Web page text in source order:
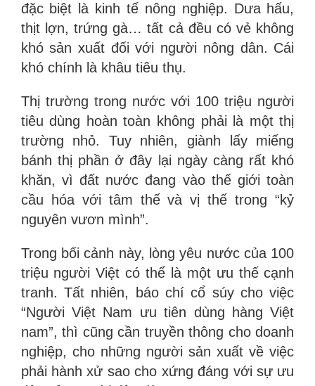
đặc biệt là kinh tế nông nghiệp. Dưa hấu,
thịt lợn, trứng gà… tất cả đều có vẻ không
khó sản xuất đối với người nông dân. Cái
khó chính là khâu tiêu thụ.
Thị trường trong nước với 100 triệu người
tiêu dùng hoàn toàn không phải là một thị
trường nhỏ. Tuy nhiên, giành lấy miếng
bánh thị phần ở đây lại ngày càng rất khó
khăn, vì đất nước đang vào thế giới toàn
cầu hóa với tâm thế và vị thế trong “kỷ
nguyên vươn mình”.
Trong bối cảnh này, lòng yêu nước của 100
triệu người Việt có thể là một ưu thế cạnh
tranh. Tất nhiên, báo chí cổ súy cho việc
“Người Việt Nam ưu tiên dùng hàng Việt
nam”, thì cũng cần truyền thông cho doanh
nghiệp, cho những người sản xuất về việc
phải hành xử sao cho xứng đáng với sự ưu